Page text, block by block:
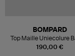
190,00 €
BOMPARD
Top Maille Uniecolure
Noir